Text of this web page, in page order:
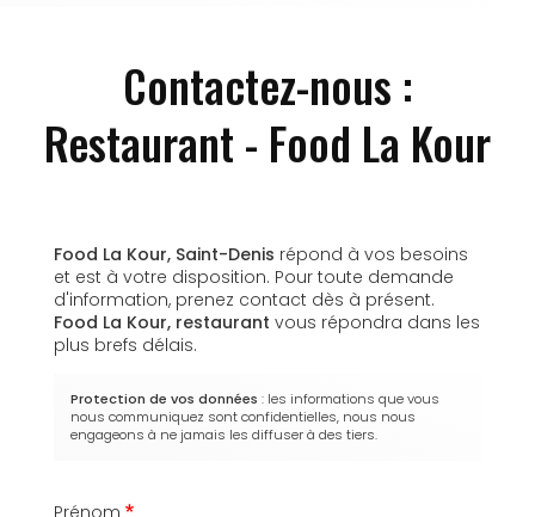
Contactez-nous :
Restaurant - Food La Kour
Food La Kour, Saint-Denis répond à vos besoins
et est à votre disposition. Pour toute demande
d'information, prenez contact dès à présent.
Food La Kour, restaurant vous répondra dans les
plus brefs délais.
Protection de vos données : les informations que vous
nous communiquez sont confidentielles, nous nous
engageons à ne jamais les diffuser à des tiers.
Prénom